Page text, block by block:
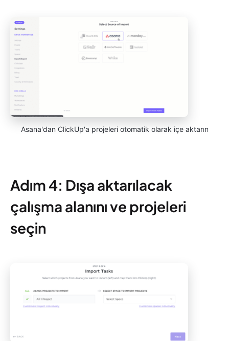
Asana'dan ClickUp'a projeleri otomatik olarak içe aktarın
Adım 4: Dışa aktarılacak
çalışma alanını ve projeleri
seçin